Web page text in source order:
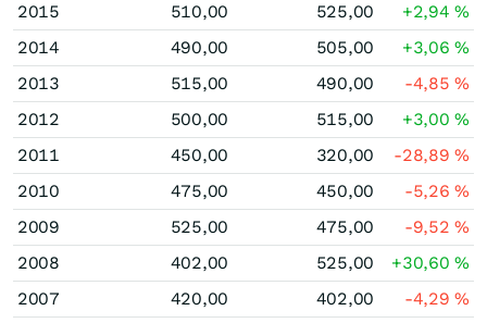
2015
510,00 525,00 +2,94%
2014
490,00 505,00 +3,06%
2013
515,00 490,00 -4,85%
2012
500,00 515,00 +3,00%
2011
450,00 320,00 -28,89%
2010
475,00 450,00 -5,26%
2009
525,00 475,00 -9,52%
2008
402,00 525,00 +30,60%
2007
420,00 402,00 -4,29%